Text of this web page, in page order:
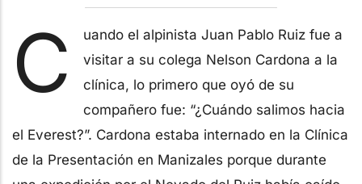
C
uando el alpinista Juan Pablo Ruiz fue a
visitar a su colega Nelson Cardona a la
clínica, lo primero que oyó de su
compañero fue: “¿Cuándo salimos hacia
el Everest?”. Cardona estaba internado en la Clínica
de la Presentación en Manizales porque durante